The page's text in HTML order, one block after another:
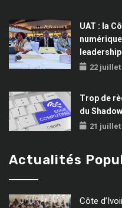
UAT : la
22 juillet
Trop de
du Shadow
21 juillet
Actualités
Côte